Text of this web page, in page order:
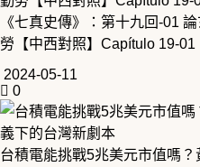
《七真史傳》：第十九回-01
勞【中西對照】Capítulo 19-01
2024-05-11
0
台積電能挑戰5兆美元市值嗎